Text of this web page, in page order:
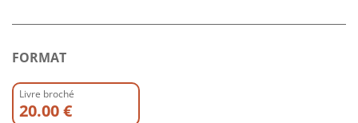
FORMAT
Livre broché
20.00 €